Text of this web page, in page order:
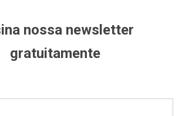
nossa newsletter
gratuitamente